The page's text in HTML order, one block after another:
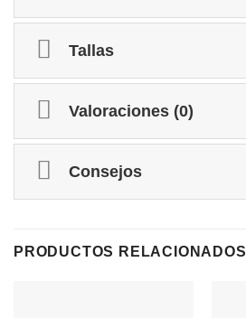
Tallas
Valoraciones (0)
Consejos
PRODUCTOS RELACIONADOS